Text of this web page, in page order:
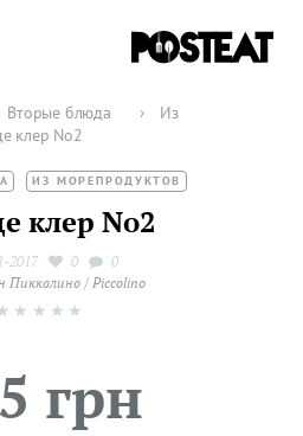
Вторые блюда ›
Из
клер No2
ИЗ МОРЕПРОДУКТОВ
клер No2
2017 0
0
Пикколино / Piccolino
★
★
★
★
грн